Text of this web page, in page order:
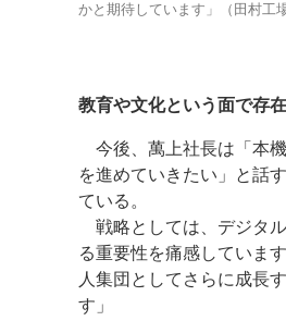
かと期待しています」（田村工
教育や文化という面で存
今後、萬上社長は「本
を進めていきたい」と話
ている。
戦略としては、デジタ
る重要性を痛感していま
人集団としてさらに成長
す」